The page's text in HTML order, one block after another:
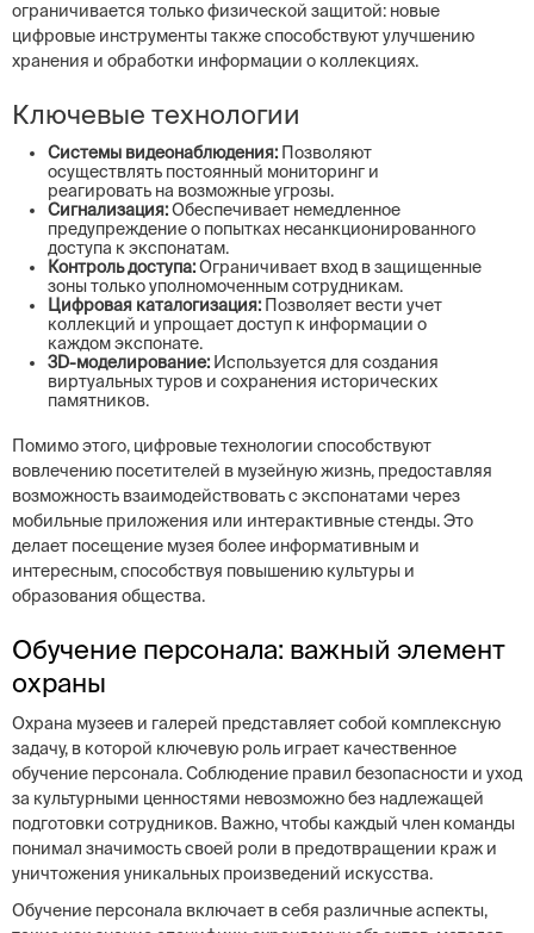
ограничивается только физической защитой: новые
цифровые инструменты также способствуют улучшению
хранения и обработки информации о коллекциях.
Ключевые технологии
Системы видеонаблюдения: Позволяют
осуществлять постоянный мониторинг и
реагировать на возможные угрозы.
Сигнализация:Обеспечивает немедленное
предупреждение о попытках несанкционированного
доступа к экспонатам.
Контроль доступа:Ограничивает вход в защищенные
зоны только уполномоченным сотрудникам.
Цифровая каталогизация: Позволяет вести учет
коллекций и упрощает доступ к информации о
каждом экспонате.
3D-моделирование: Используется для создания
виртуальных туров и сохранения исторических
памятников.
Помимо этого, цифровые технологии способствуют
вовлечению посетителей в музейную жизнь, предоставляя
возможность взаимодействовать с экспонатами через
мобильные приложения или интерактивные стенды. Это
делает посещение музея более информативным и
интересным, способствуя повышению культуры и
образования общества.
Обучение персонала: важный элемент
охраны
Охрана музеев и галерей представляет собой комплексную
задачу, в которой ключевую роль играет качественное
обучение персонала. Соблюдение правил безопасности и уход
за культурными ценностями невозможно без надлежащей
подготовки сотрудников. Важно, чтобы каждый член команды
понимал значимость своей роли в предотвращении краж и
уничтожения уникальных произведений искусства.
Обучение персонала включает в себя различные аспекты,